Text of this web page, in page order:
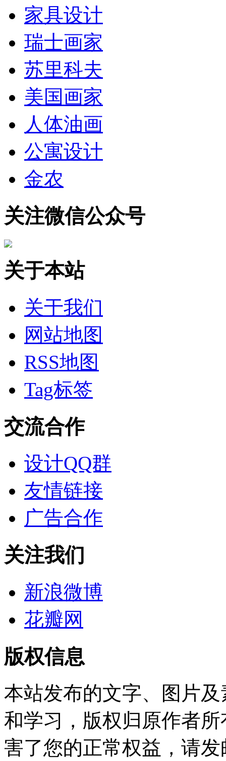
家具设计
瑞士画家
苏里科夫
美国画家
人体油画
公寓设计
金农
关注微信公众号
关于本站
关于我们
网站地图
RSS地图
Tag标签
交流合作
设计QQ群
友情链接
广告合作
关注我们
新浪微博
花瓣网
版权信息
本站发布的文字、图片
和学习，版权归原作者
害了您的正常权益，请发